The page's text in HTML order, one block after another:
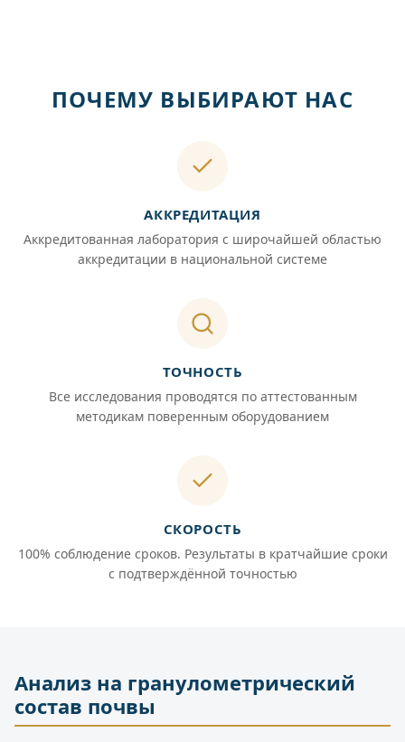
ПОЧЕМУ ВЫБИРАЮТ НАС
АККРЕДИТАЦИЯ
Аккредитованная лаборатория с широчайшей областью
аккредитации в национальной системе
ТОЧНОСТЬ
Все исследования проводятся по аттестованным
методикам поверенным оборудованием
СКОРОСТЬ
100% соблюдение сроков. Результаты в кратчайшие сроки
с подтверждённой точностью
Анализ на гранулометрический
состав почвы